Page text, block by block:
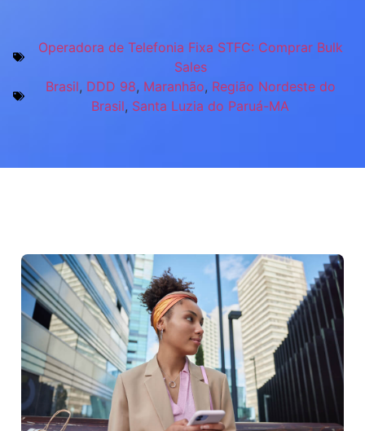
Operadora de Telefonia Fixa STFC: Comprar Bulk
Sales
Brasil, DDD 98, Maranhão, Região Nordeste do
Brasil, Santa Luzia do Paruá-MA